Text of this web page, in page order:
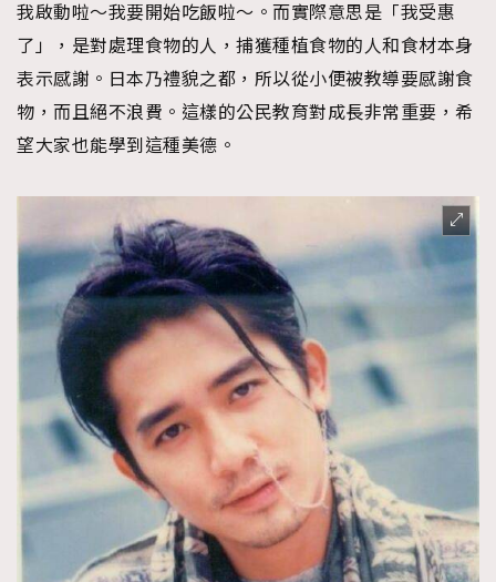
我啟動啦～我要開始吃飯啦〜。而實際意思是「我受惠
了」，是對處理食物的人，捕獲種植食物的人和食材本身
表示感謝。日本乃禮貌之都，所以從小便被教導要感謝食
物，而且絕不浪費。這樣的公民教育對成長非常重要，希
望大家也能學到這種美德。